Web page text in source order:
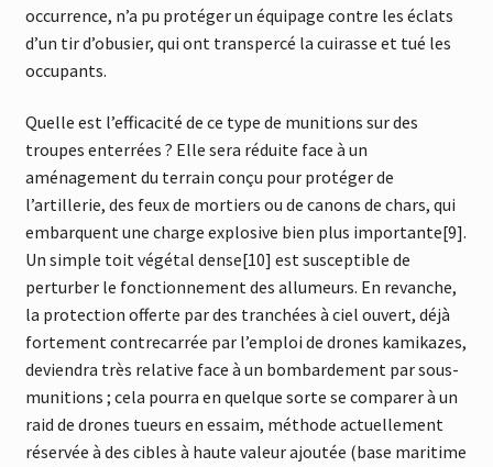
occurrence, n’a pu protéger un équipage contre les éclats
d’un tir d’obusier, qui ont transpercé la cuirasse et tué les
occupants.
Quelle est l’efficacité de ce type de munitions sur des
troupes enterrées ? Elle sera réduite face à un
aménagement du terrain conçu pour protéger de
l’artillerie, des feux de mortiers ou de canons de chars, qui
embarquent une charge explosive bien plus importante[9].
Un simple toit végétal dense[10] est susceptible de
perturber le fonctionnement des allumeurs. En revanche,
la protection offerte par des tranchées à ciel ouvert, déjà
fortement contrecarrée par l’emploi de drones kamikazes,
deviendra très relative face à un bombardement par sous-
munitions ; cela pourra en quelque sorte se comparer à un
raid de drones tueurs en essaim, méthode actuellement
réservée à des cibles à haute valeur ajoutée (base maritime